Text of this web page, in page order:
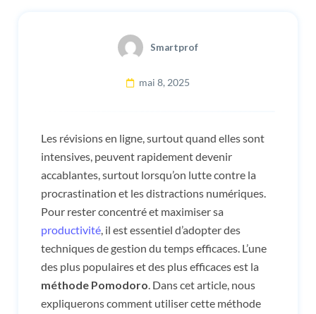
Smartprof
mai 8, 2025
Les révisions en ligne, surtout quand elles sont
intensives, peuvent rapidement devenir
accablantes, surtout lorsqu’on lutte contre la
procrastination et les distractions numériques.
Pour rester concentré et maximiser sa
productivité , il est essentiel d’adopter des
techniques de gestion du temps efficaces. L’une
des plus populaires et des plus efficaces est la
méthode Pomodoro . Dans cet article, nous
expliquerons comment utiliser cette méthode